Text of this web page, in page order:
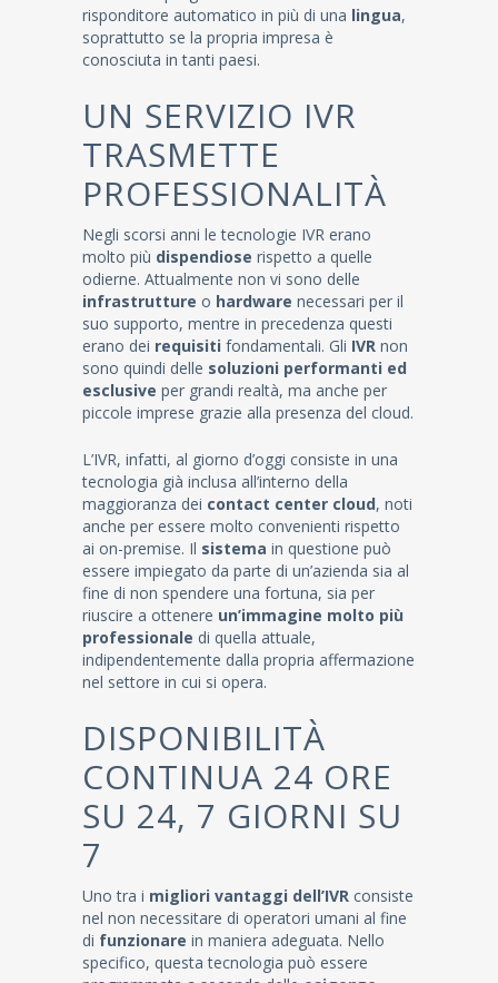
risponditore automatico in più di una lingua,
soprattutto se la propria impresa è
conosciuta in tanti paesi.
UN SERVIZIO IVR
TRASMETTE
PROFESSIONALITÀ
Negli scorsi anni le tecnologie IVR erano
molto più dispendiose rispetto a quelle
odierne. Attualmente non vi sono delle
infrastrutture o hardware necessari per il
suo supporto, mentre in precedenza questi
erano dei requisiti fondamentali. Gli IVR non
sono quindi delle soluzioni performanti ed
esclusive per grandi realtà, ma anche per
piccole imprese grazie alla presenza del cloud.
L’IVR, infatti, al giorno d’oggi consiste in una
tecnologia già inclusa all’interno della
maggioranza dei contact center cloud, noti
anche per essere molto convenienti rispetto
ai on-premise. Il sistema in questione può
essere impiegato da parte di un’azienda sia al
fine di non spendere una fortuna, sia per
riuscire a ottenere un’immagine molto più
professionale di quella attuale,
indipendentemente dalla propria affermazione
nel settore in cui si opera.
DISPONIBILITÀ
CONTINUA 24 ORE
SU 24, 7 GIORNI SU
7
Uno tra i migliori vantaggi dell’IVR consiste
nel non necessitare di operatori umani al fine
di funzionare in maniera adeguata. Nello
specifico, questa tecnologia può essere